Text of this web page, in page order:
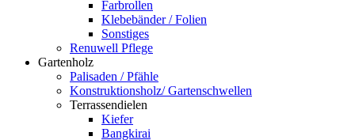
Farbrollen
Klebebänder / Folien
Sonstiges
Renuwell Pflege
Gartenholz
Palisaden / Pfähle
Konstruktionsholz/ Gartenschwellen
Terrassendielen
Kiefer
Bangkirai